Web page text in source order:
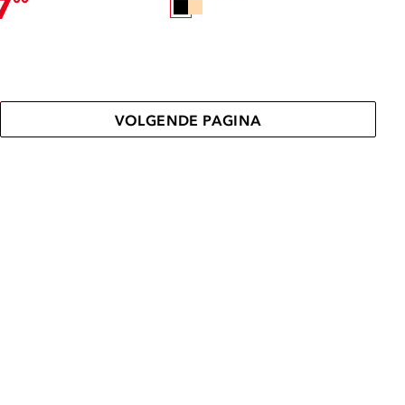
VOLGENDE PAGINA